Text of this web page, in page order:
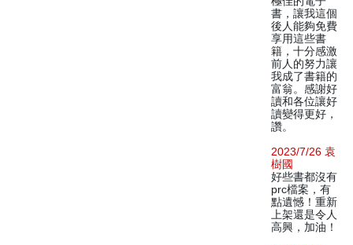
書，讓我這個
後人能夠免費
享用這些書
籍，十分感激
前人的努力讓
我成了書籍的
富翁。感謝好
讀和各位讓好
讀變得更好，
讚。
2023/7/26 袁
樹國
好些書都沒有
prc檔案，有
點遺憾！重新
上架還是令人
高興，加油！